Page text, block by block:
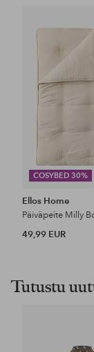
COSYBED 30%
Ellos Home
Päiväpeite Milly
49,99 EUR
Tutustu